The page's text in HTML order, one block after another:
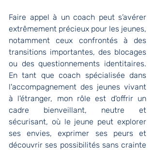
Faire appel à un coach peut s’avérer
extrêmement précieux pour les jeunes,
notamment ceux confrontés à des
transitions importantes, des blocages
ou des questionnements identitaires.
En tant que coach spécialisée dans
l'accompagnement des jeunes vivant
à l'étranger, mon rôle est d'offrir un
cadre bienveillant, neutre et
sécurisant, où le jeune peut explorer
ses envies, exprimer ses peurs et
découvrir ses possibilités sans crainte